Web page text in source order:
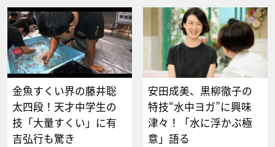
金魚すくい界の藤井聡
太四段！天才中学生の
技「大量すくい」に有
吉弘行も驚き
安田成美、黒柳徹子の
特技“水中ヨガ”に興味
津々！「水に浮かぶ極
意」語る